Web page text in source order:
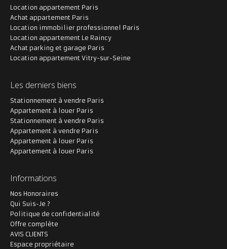
Location appartement Paris
Achat appartement Paris
Location immobilier professionnel Paris
Location appartement Le Raincy
Achat parking et garage Paris
Location appartement Vitry-sur-Seine
Les derniers biens
Stationnement à vendre Paris
Appartement à louer Paris
Stationnement à vendre Paris
Appartement à vendre Paris
Appartement à louer Paris
Appartement à louer Paris
Informations
Nos Honoraires
Qui Suis-Je ?
Politique de confidentialité
Offre complète
AVIS CLIENTS
Espace propriétaire